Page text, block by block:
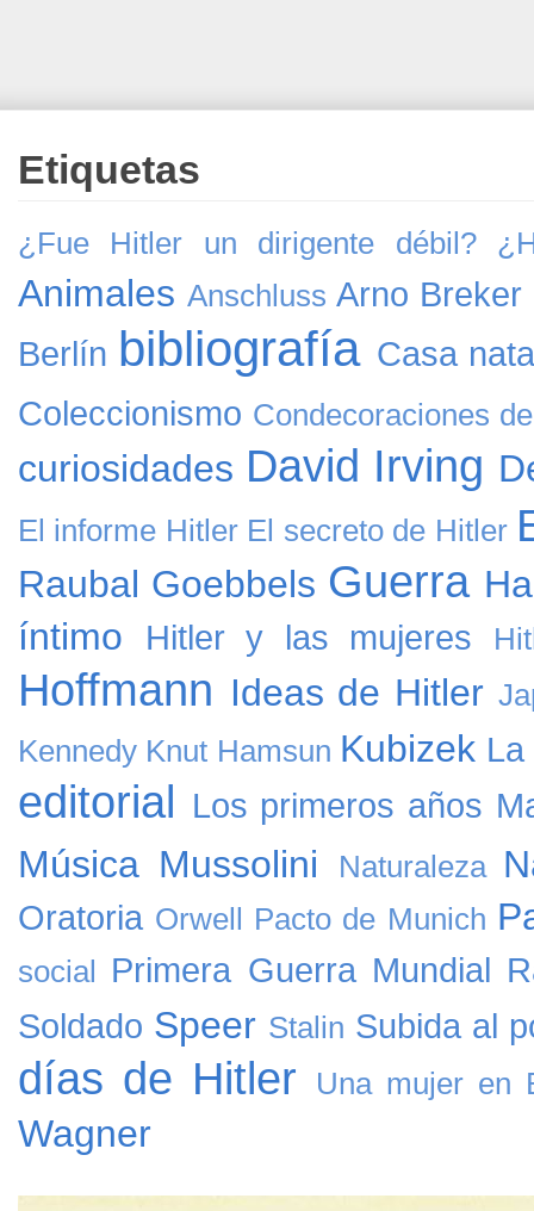
Etiquetas
¿Fue Hitler un dirigente débil?
Animales Anschluss Arno Breker
Berlín bibliografía Casa
Coleccionismo Condecoraciones
curiosidades David Irving
El informe Hitler El secreto de Hitler
Raubal Goebbels Guerra
íntimo
Hitler y las mujeres
Hoffmann Ideas de Hitler
Kennedy Knut Hamsun Kubizek
editorial Los primeros años
Música Mussolini Naturaleza
Oratoria Orwell Pacto de Munich
social Primera Guerra Mundial
Soldado Speer Stalin Subida al
días de Hitler Una mujer en
Wagner